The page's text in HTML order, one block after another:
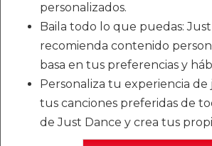
personalizados.
Baila todo lo que puedas:
recomienda contenido
basa en tus preferencias y
Personaliza tu experiencia de
tus canciones preferidas de
de Just Dance y crea tus